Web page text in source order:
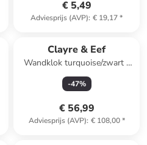
€ 5,49
Adviesprijs (AVP): € 19,17*
Clayre & Eef
Wandklok turquoise/zwart -
(B)20 x (H)26 x (D)10 cm
-47%
€ 56,99
Adviesprijs (AVP): € 108,00*